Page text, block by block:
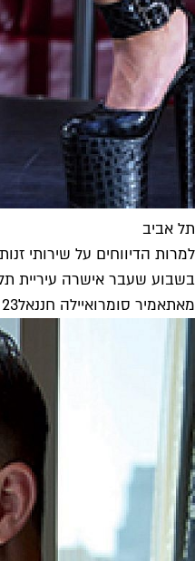
תל אביב
למרות הדיווחים על שירותי
בשבוע שעבר אישרה עיריית תל
מאתאמיר סומרואיילה חננאל23 ביולי 2015